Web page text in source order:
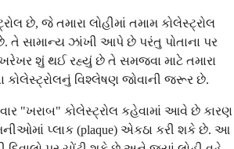
છે, જે તમારા લોહીમાં તમામ કોલેસ્ટ્રોલ
છે. તે સામાન્ય ઝાંખી આપે છે પરંતુ પોતાના પર
ખરેખર શું થઈ રહ્યું છે તે સમજવા માટે તમારા
કોલેસ્ટ્રોલનું વિશ્લેષણ જોવાની જરૂર છે.
"ખરાબ" કોલેસ્ટ્રોલ કહેવામાં આવે છે કારણ
પ્લાક (plaque) એકઠા કરી શકે છે. આ